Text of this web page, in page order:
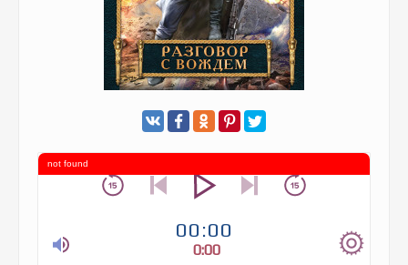
00:00
0:00
not found